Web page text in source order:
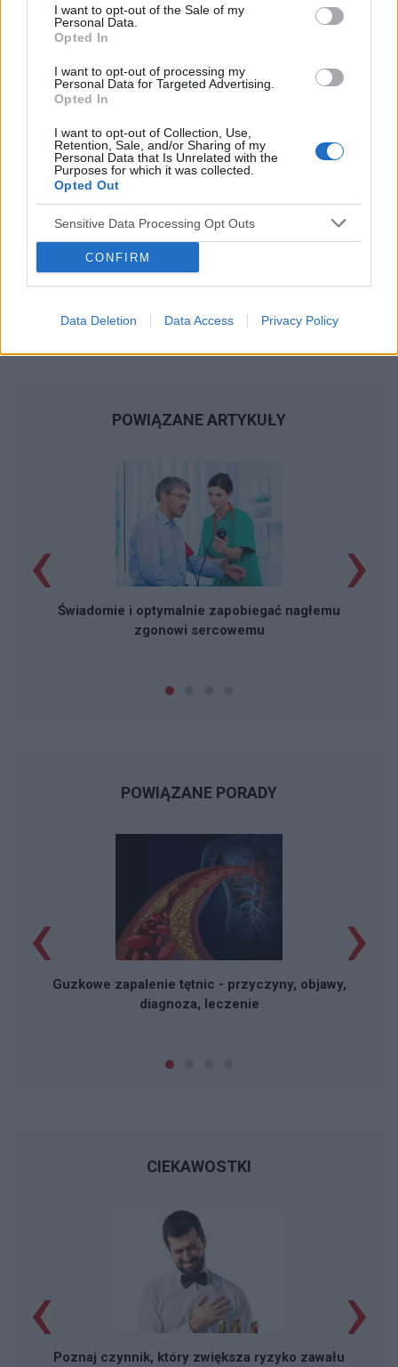
I want to opt-out of the Sale of my
Personal Data.
Opted In
I want to opt-out of processing my
Personal Data for Targeted Advertising.
Opted In
I want to opt-out of Collection, Use,
Retention, Sale, and/or Sharing of my
Personal Data that Is Unrelated with the
Purposes for which it was collected.
Opted Out
Sensitive Data Processing Opt Outs
CONFIRM
Data Deletion Data Access Privacy Policy
prawidłowo (musze podkreślić, że w ciągu
ostatniego miesiąca ekg mialem dwa razy)
Zrobiłem również badania krwi: morfologia,
potas, sód, crp, kreatynina, tsh, troponina - które
również wyszły w normie. Mam 32 lata, jestem
aktywny fizycznie (często biegam) I moje
może być jakąs ukrytą wadą serca, której
lekarze nie widzą? i czy te uderzenia (one są
dosyć mocne, czuje je w gardle i klatce, ale
innych objawów nie mam, może czasami
osłabienie wieczorem, ale nie wiem czy one jest
uwarunkowane tym utrapieniem i ciężkim dniem)
Bardzo proszę o odpowiedź.
zainteresowania kardiologia
Reklama:
POWIĄZANE ARTYKUŁY
Świadomie i optymalnie zapobiegać nagłemu
zgonowi sercowemu
‹ ›
POWIĄZANE PORADY
Guzkowe zapalenie tętnic - przyczyny, objawy,
diagnoza, leczenie
‹ ›
CIEKAWOSTKI
Poznaj czynnik, który zwiększa ryzyko zawału
‹ ›